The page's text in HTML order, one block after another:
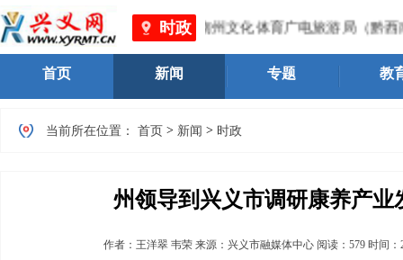
时政
南州市场监督管理局 、黔西南州文化体育广电旅游局（黔西
首页 新闻 专题 教
当前所在位置： 首页 > 新闻 > 时政
州领导到兴义市调研康养产业
作者： 王洋翠 韦荣 来源：兴义市融媒体中心 阅读： 579 时间：